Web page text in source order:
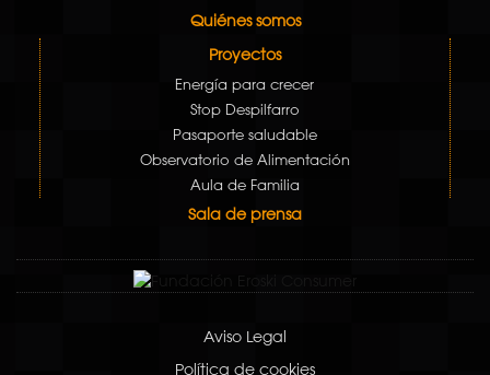
Quiénes somos
Proyectos
Energía para crecer
Stop Despilfarro
Pasaporte saludable
Observatorio de Alimentación
Aula de Familia
Sala de prensa
Aviso Legal
Política de cookies